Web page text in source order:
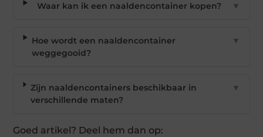
Waar kan ik een naaldencontainer kopen? ▼
Hoe wordt een naaldencontainer
weggegooid?
▼
Zijn naaldencontainers beschikbaar in
verschillende maten?
▼
Goed artikel? Deel hem dan op: